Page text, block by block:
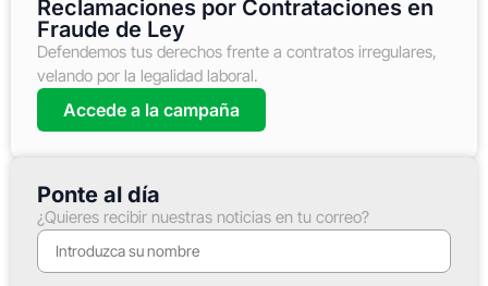
Reclamaciones por Contrataciones en
Fraude de Ley
Defendemos tus derechos frente a contratos irregulares,
velando por la legalidad laboral.
Accede a la campaña
Ponte al día
¿Quieres recibir nuestras noticias en tu correo?